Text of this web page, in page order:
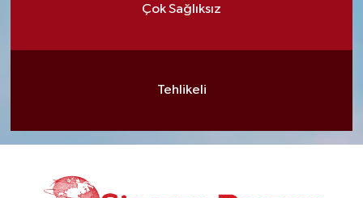
Çok Sağlıksız
Tehlikeli